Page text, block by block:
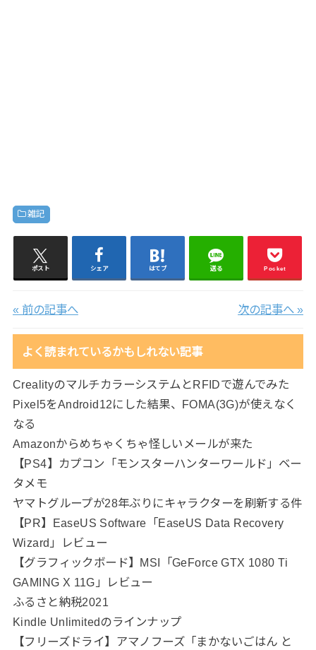
雑記
ポスト シェア はてブ 送る Pocket
« 前の記事へ 次の記事へ »
よく読まれているかもしれない記事
CrealityのマルチカラーシステムとRFIDで遊んでみた
Pixel5をAndroid12にした結果、FOMA(3G)が使えなく
なる
Amazonからめちゃくちゃ怪しいメールが来た
【PS4】カプコン「モンスターハンターワールド」ベー
タメモ
ヤマトグループが28年ぶりにキャラクターを刷新する件
【PR】EaseUS Software「EaseUS Data Recovery
Wizard」レビュー
【グラフィックボード】MSI「GeForce GTX 1080 Ti
GAMING X 11G」レビュー
ふるさと納税2021
Kindle Unlimitedのラインナップ
【フリーズドライ】アマノフーズ「まかないごはん と